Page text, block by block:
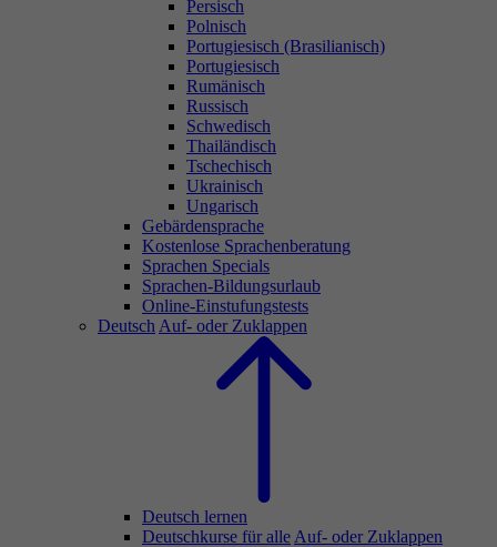
Persisch
Polnisch
Portugiesisch (Brasilianisch)
Portugiesisch
Rumänisch
Russisch
Schwedisch
Thailändisch
Tschechisch
Ukrainisch
Ungarisch
Gebärdensprache
Kostenlose Sprachenberatung
Sprachen Specials
Sprachen-Bildungsurlaub
Online-Einstufungstests
Deutsch Auf- oder Zuklappen
Deutsch lernen
Deutschkurse für alle Auf- oder Zuklappen